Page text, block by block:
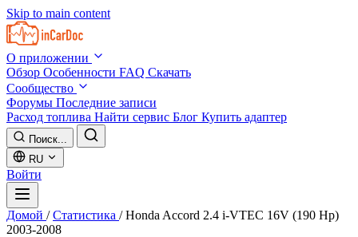
Skip to main content
О приложении
Обзор Особенности FAQ Скачать
Сообщество
Форумы Последние записи
Расход топлива Найти сервис Блог Купить адаптер
Поиск...
RU
Войти
Домой / Статистика / Honda Accord 2.4 i-VTEC 16V (190 Hp)
2003-2008